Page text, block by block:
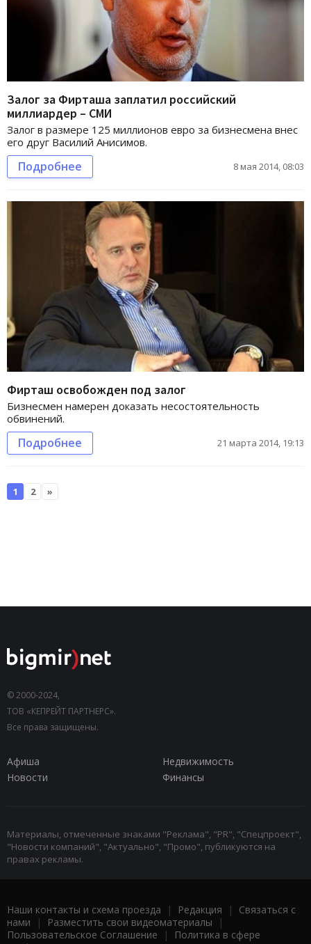
Залог за Фирташа заплатил российский
миллиардер – СМИ
Залог в размере 125 миллионов евро за бизнесмена внес
его друг Василий Анисимов.
Подробнее 8 мая 2014, 08:03
Фирташ освобожден под залог
Бизнесмен намерен доказать несостоятельность
обвинений.
Подробнее 21 марта 2014, 19:13
1 2 »
© 2000-2024,
ТОВ «КЕПРЕЙТ ПАРТНЕРС».
Все права защищены.
Афиша
Недвижимость
Новости
Финансы
Материалы, отмеченные знаками "Реклама", "PR", "Спецпроект",
"Новости компаний", "Актуально", "Промо", публикуются на
правах рекламы.
Наши контакты и схема проезда | Редакция | Связаться с
нами | Разместить свои видеоматериалы |
Пользовательское Соглашение |
Политика в сфере